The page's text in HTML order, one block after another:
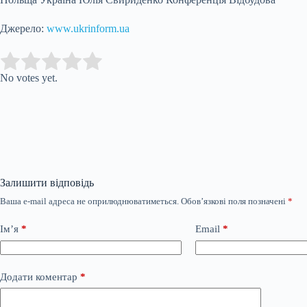
Джерело: www.ukrinform.ua
Rate this item:
No votes yet.
Залишити відповідь
Ваша e-mail адреса не оприлюднюватиметься. Обов’язкові поля позначені *
Ім’я * Email *
Додати коментар *